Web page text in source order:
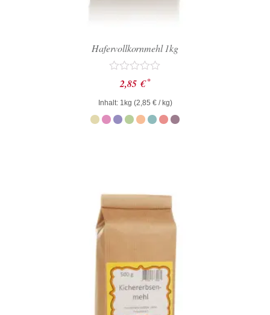
Hafervollkornmehl 1kg
Bewertet
mit
0
von
5
2,85 € *
Inhalt: 1kg (2,85 €/ kg)